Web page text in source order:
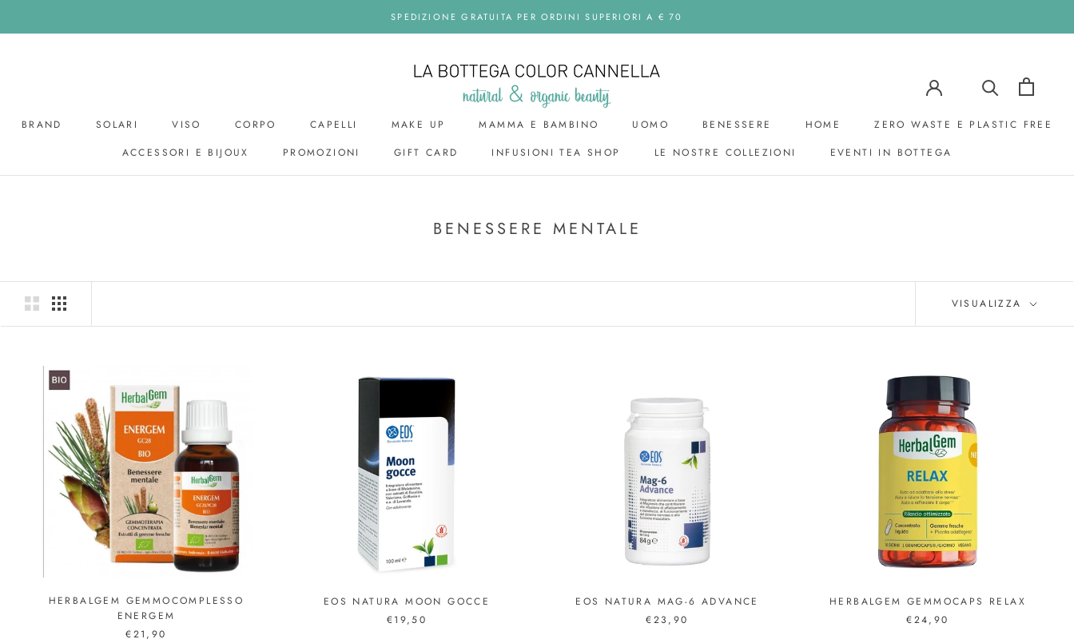
SPEDIZIONE GRATUITA PER ORDINI SUPERIORI A € 70
BRAND SOLARI VISO CORPO CAPELLI MAKE UP MAMMA E BAMBINO UOMO BENESSERE HOME
ZERO WASTE E PLASTIC FREE
ACCESSORI E BIJOUX
PROMOZIONI
GIFT CARD
INFUSIONI TEA SHOP LE NOSTRE COLLEZIONI
EVENTI IN BOTTEGA
BENESSERE MENTALE
VISUALIZZA
HERBALGEM GEMMOCOMPLESSO
ENERGEM
€21,90
EOS NATURA MOON GOCCE
€19,50
EOS NATURA MAG-6 ADVANCE
€23,90
HERBALGEM GEMMOCAPS RELAX
€24,90